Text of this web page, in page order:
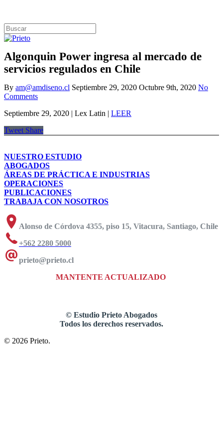
Algonquin Power ingresa al mercado de
servicios regulados en Chile
By am@amdiseno.cl Septiembre 29, 2020 Octubre 9th, 2020 No
Comments
Septiembre 29, 2020 | Lex Latin | LEER
Tweet Share
NUESTRO ESTUDIO
ABOGADOS
ÁREAS DE PRÁCTICA E INDUSTRIAS
OPERACIONES
PUBLICACIONES
TRABAJA CON NOSOTROS
Alonso de Córdova 4355, piso 15, Vitacura, Santiago, Chile
+562 2280 5000
prieto@prieto.cl
MANTENTE ACTUALIZADO
© Estudio Prieto Abogados
Todos los derechos reservados.
© 2026 Prieto.